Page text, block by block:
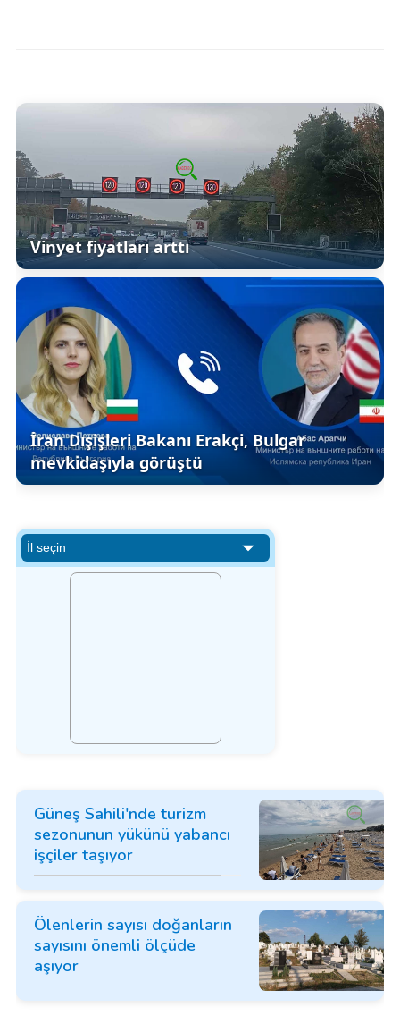
Vinyet fiyatları arttı
İran Dışişleri Bakanı Erakçi, Bulgar
mevkidaşıyla görüştü
Güneş Sahili'nde turizm
sezonunun yükünü yabancı
işçiler taşıyor
Ölenlerin sayısı doğanların
sayısını önemli ölçüde
aşıyor